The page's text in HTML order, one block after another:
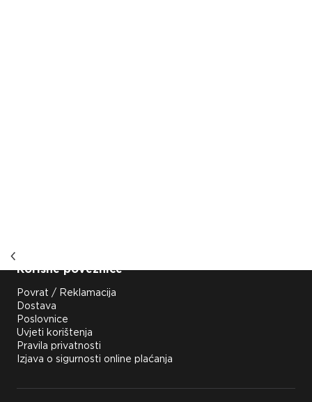
Korisne poveznice
Povrat / Reklamacija
Dostava
Poslovnice
Uvjeti korištenja
Pravila privatnosti
Izjava o sigurnosti online plaćanja